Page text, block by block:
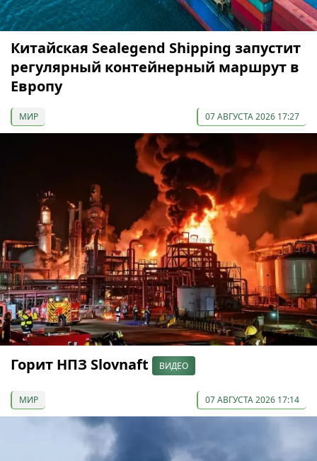
Китайская Sealegend Shipping запустит
регулярный контейнерный маршрут в
Европу
МИР 07 АВГУСТА 2026 17:27
Горит НПЗ Slovnaft ВИДЕО
МИР 07 АВГУСТА 2026 17:14